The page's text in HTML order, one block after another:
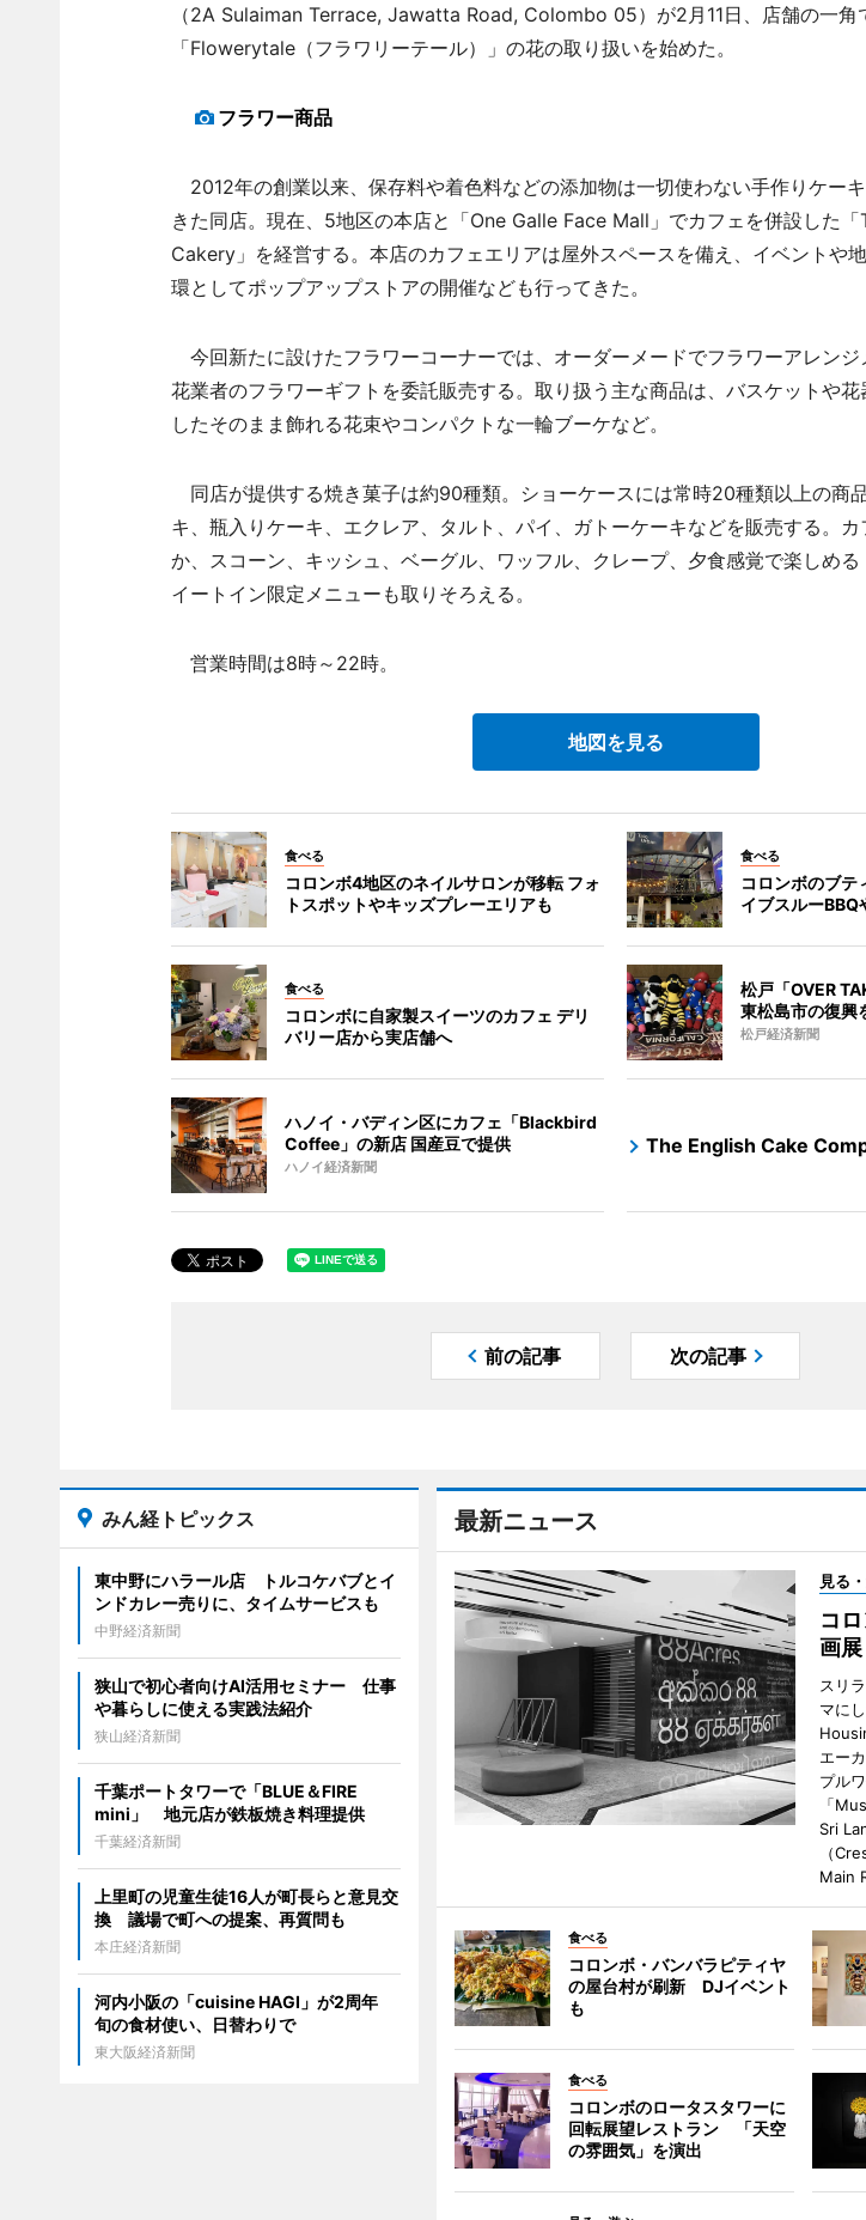
（2A Sulaiman Terrace, Jawatta Road, Colombo 05）が2月11日、店舗の一角
「Flowerytale（フラワリーテール）」の花の取り扱いを始めた。
フラワー商品
2012年の創業以来、保存料や着色料などの添加物は一切使わない手作りケー
きた同店。現在、5地区の本店と「One Galle Face Mall」でカフェを併設した「
Cakery」を経営する。本店のカフェエリアは屋外スペースを備え、イベントや
環としてポップアップストアの開催なども行ってきた。
今回新たに設けたフラワーコーナーでは、オーダーメードでフラワーアレンジ
花業者のフラワーギフトを委託販売する。取り扱う主な商品は、バスケットや
したそのまま飾れる花束やコンパクトな一輪ブーケなど。
同店が提供する焼き菓子は約90種類。ショーケースには常時20種類以上の商
キ、瓶入りケーキ、エクレア、タルト、パイ、ガトーケーキなどを販売する。
か、スコーン、キッシュ、ベーグル、ワッフル、クレープ、夕食感覚で楽しめ
イートイン限定メニューも取りそろえる。
営業時間は8時～22時。
地図を見る
食べる
コロンボ4地区のネイルサロンが移転 フォ
トスポットやキッズプレーエリアも
食べる
コロンボのブテ
イブスルーBBQ
食べる
コロンボに自家製スイーツのカフェ デリ
バリー店から実店舗へ
松戸「OVER
東松島市の復興
松戸経済新聞
ハノイ・バディン区にカフェ「Blackbird
Coffee」の新店 国産豆で提供
ハノイ経済新聞
The English Cake
前の記事 次の記事
最新ニュース
見る
コ
画
スリ
マに
エー
プル
「
Sri
（
Main
食べる
コロンボ・バンバラピティヤ
の屋台村が刷新 DJイベント
も
食べる
コロンボのロータスタワーに
回転展望レストラン 「天空
の雰囲気」を演出
みん経トピックス
東中野にハラール店 トルコケバブとイ
ンドカレー売りに、タイムサービスも
中野経済新聞
狭山で初心者向けAI活用セミナー 仕事
や暮らしに使える実践法紹介
狭山経済新聞
千葉ポートタワーで「BLUE＆FIRE
mini」 地元店が鉄板焼き料理提供
千葉経済新聞
上里町の児童生徒16人が町長らと意見交
換 議場で町への提案、再質問も
本庄経済新聞
河内小阪の「cuisine HAGI」が2周年
旬の食材使い、日替わりで
東大阪経済新聞